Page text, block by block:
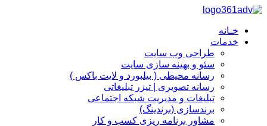
پرش
محتوا
خـانه
خدمات
طراحی وب سایت
سئو و بهینه سازی سایت
رسانه محیطی ( بیلبورد و لایت باکس )
رسانه تصویری | تیزر تبلیغاتی
تبلیغات و مدیریت شبکه اجتماعی
برندسازی (برندینگ)‌
مشاور برنامه ریزی کسب و کار